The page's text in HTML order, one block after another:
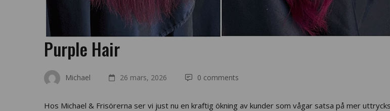
Purple Hair
Michael 26 mars, 2026 0 comments
Hos Michael & Frisörerna ser vi just nu en kraftig ökning av kunder som vågar satsa på mer